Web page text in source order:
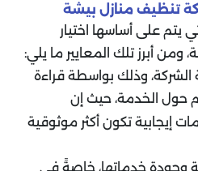
تنظيف منازل بيشة
يتم على أساسها اختيار
أبرز تلك المعايير ما يلي:
وذلك بواسطة قراءة
حول الخدمة، حيث إن
إيجابية تكون أكثر موثوقية
وجودة خدماتها، خاصةً في